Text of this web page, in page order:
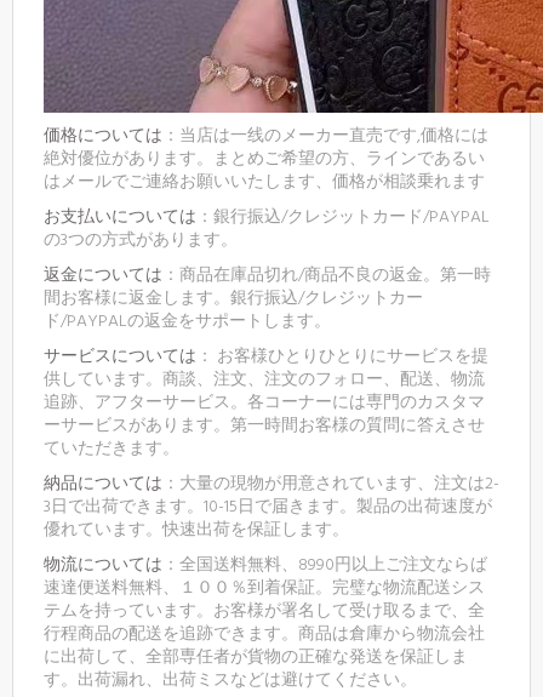
価格については ：当店は一线のメーカー直売です,価格には
絶対優位があります。まとめご希望の方、ラインであるい
はメールでご連絡お願いいたします、価格が相談乗れます
お支払いについては ：銀行振込/クレジットカード/PAYPAL
の3つの方式があります。
返金については ：商品在庫品切れ/商品不良の返金。第一時
間お客様に返金します。銀行振込/クレジットカー
ド/PAYPALの返金をサポートします。
サービスについては ： お客様ひとりひとりにサービスを提
供しています。商談、注文、注文のフォロー、配送、物流
追跡、アフターサービス。各コーナーには専門のカスタマ
ーサービスがあります。第一時間お客様の質問に答えさせ
ていただきます。
納品については ：大量の現物が用意されています、注文は2-
3日で出荷できます。10-15日で届きます。製品の出荷速度が
優れています。快速出荷を保証します。
物流については ：全国送料無料、8990円以上ご注文ならば
速達便送料無料、１００％到着保証。完璧な物流配送シス
テムを持っています。お客様が署名して受け取るまで、全
行程商品の配送を追跡できます。商品は倉庫から物流会社
に出荷して、全部専任者が貨物の正確な発送を保証しま
す。出荷漏れ、出荷ミスなどは避けてください。